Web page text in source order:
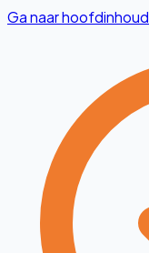
Ga naar hoofdinhoud